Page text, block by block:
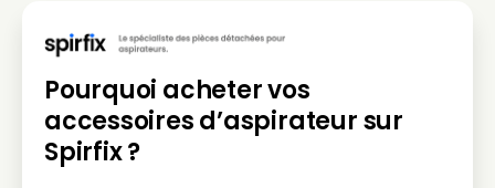
Pourquoi acheter vos
accessoires d’aspirateur sur
Spirfix ?